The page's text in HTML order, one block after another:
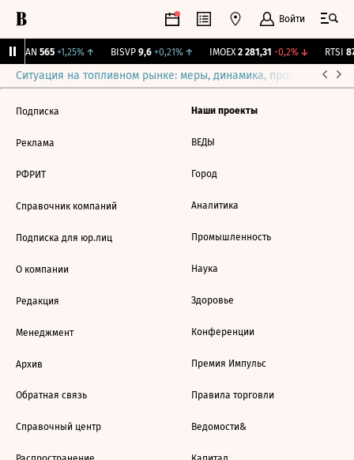
Войти
AVAN 565 +1,25%↑ BISVP 9,6 +0,21%↑ IMOEX 2 281,31 -0,2%↓ RTSI
Ситуация на топливном рынке: меры, динамика, прогнозы
Подписка
Реклама
РФРИТ
Справочник компаний
Подписка для юр.лиц
О компании
Редакция
Менеджмент
Архив
Обратная связь
Справочный центр
Наши проекты
ВЕДЫ
Город
Аналитика
Промышленность
Наука
Здоровье
Конференции
Премия Импульс
Правила торговли
Ведомости&